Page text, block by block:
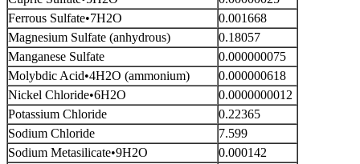
Ferrous Sulfate•7H2O
0.001668
Magnesium Sulfate (anhydrous)
0.18057
Manganese Sulfate
0.000000075
Molybdic Acid•4H2O (ammonium)
0.000000618
Nickel Chloride•6H2O
0.0000000012
Potassium Chloride
0.22365
Sodium Chloride
7.599
Sodium Metasilicate•9H2O
0.000142